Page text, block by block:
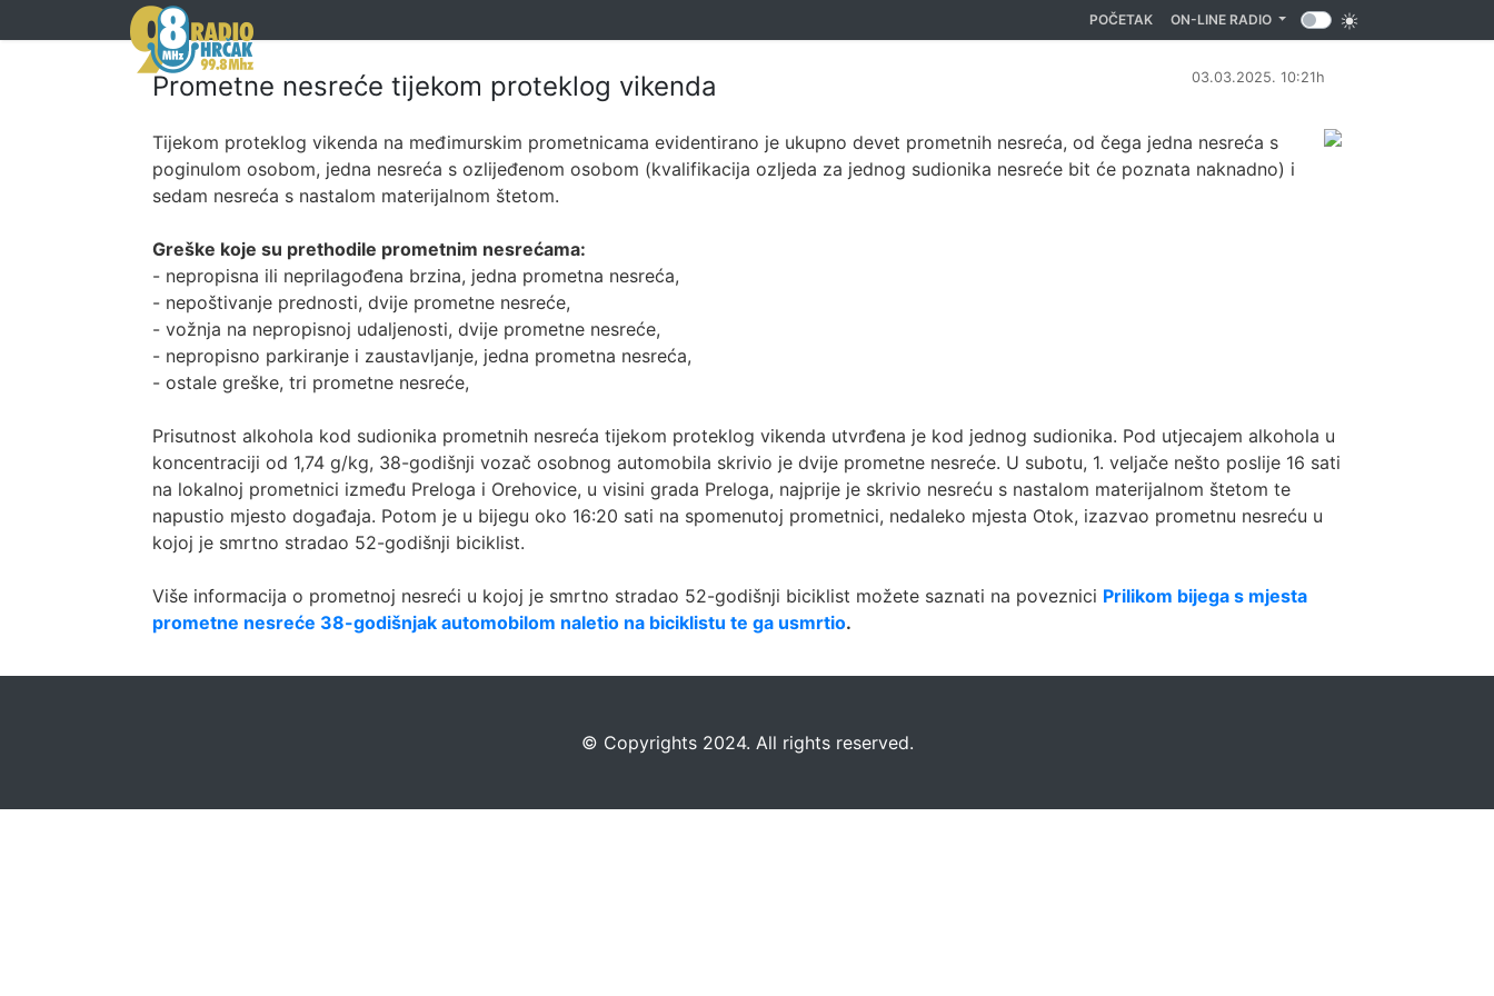
POČETAK(CURRENT)
ON-LINE RADIO
Prometne nesreće tijekom proteklog vikenda 03.03.2025. 10:21h
Tijekom proteklog vikenda na međimurskim prometnicama evidentirano je ukupno devet prometnih nesreća, od čega jedna nesreća s
poginulom osobom, jedna nesreća s ozlijeđenom osobom (kvalifikacija ozljeda za jednog sudionika nesreće bit će poznata naknadno) i
sedam nesreća s nastalom materijalnom štetom.
Greške koje su prethodile prometnim nesrećama:
- nepropisna ili neprilagođena brzina, jedna prometna nesreća,
- nepoštivanje prednosti, dvije prometne nesreće,
- vožnja na nepropisnoj udaljenosti, dvije prometne nesreće,
- nepropisno parkiranje i zaustavljanje, jedna prometna nesreća,
- ostale greške, tri prometne nesreće,
Prisutnost alkohola kod sudionika prometnih nesreća tijekom proteklog vikenda utvrđena je kod jednog sudionika. Pod utjecajem alkohola u
koncentraciji od 1,74 g/kg, 38-godišnji vozač osobnog automobila skrivio je dvije prometne nesreće. U subotu, 1. veljače nešto poslije 16 sati
na lokalnoj prometnici između Preloga i Orehovice, u visini grada Preloga, najprije je skrivio nesreću s nastalom materijalnom štetom te
napustio mjesto događaja. Potom je u bijegu oko 16:20 sati na spomenutoj prometnici, nedaleko mjesta Otok, izazvao prometnu nesreću u
kojoj je smrtno stradao 52-godišnji biciklist.
Više informacija o prometnoj nesreći u kojoj je smrtno stradao 52-godišnji biciklist možete saznati na poveznici Prilikom bijega s mjesta
prometne nesreće 38-godišnjak automobilom naletio na biciklistu te ga usmrtio.
©️ Copyrights 2024. All rights reserved.